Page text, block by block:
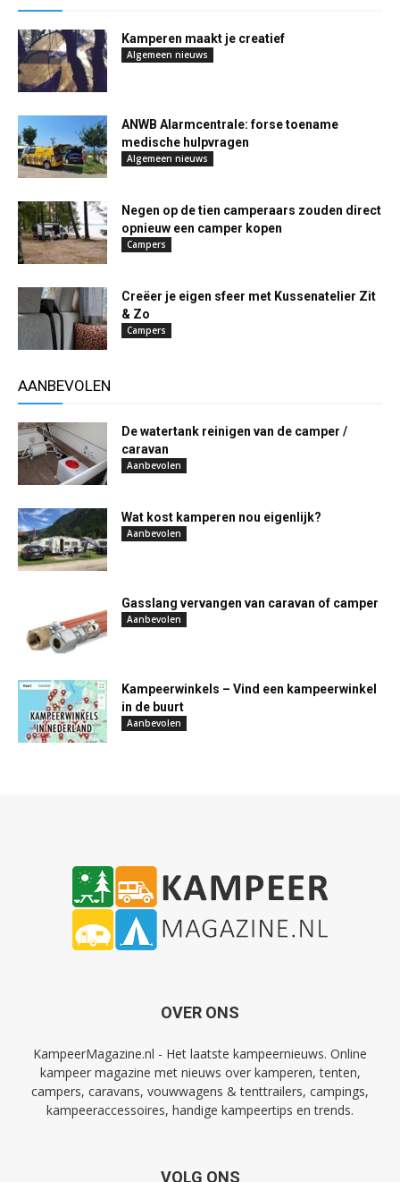
Kamperen maakt je creatief
Algemeen nieuws
ANWB Alarmcentrale: forse toename
medische hulpvragen
Algemeen nieuws
Negen op de tien camperaars zouden direct
opnieuw een camper kopen
Campers
Creëer je eigen sfeer met Kussenatelier Zit
& Zo
Campers
AANBEVOLEN
De watertank reinigen van de camper /
caravan
Aanbevolen
Wat kost kamperen nou eigenlijk?
Aanbevolen
Gasslang vervangen van caravan of camper
Aanbevolen
Kampeerwinkels – Vind een kampeerwinkel
in de buurt
Aanbevolen
OVER ONS
KampeerMagazine.nl - Het laatste kampeernieuws. Online
kampeer magazine met nieuws over kamperen, tenten,
campers, caravans, vouwwagens & tenttrailers, campings,
kampeeraccessoires, handige kampeertips en trends.
VOLG ONS